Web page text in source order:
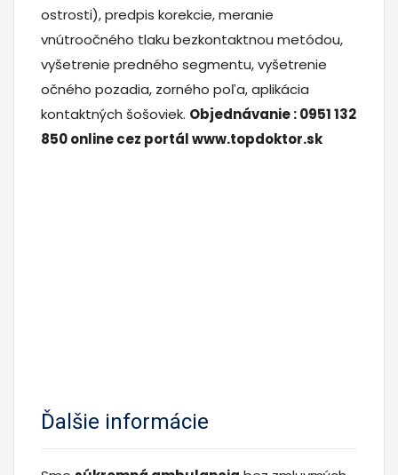
ostrosti), predpis korekcie, meranie
vnútroočného tlaku bezkontaktnou metódou,
vyšetrenie predného segmentu, vyšetrenie
očného pozadia, zorného poľa, aplikácia
kontaktných šošoviek. Objednávanie : 0951 132
850 online cez portál www.topdoktor.sk
Ďalšie informácie